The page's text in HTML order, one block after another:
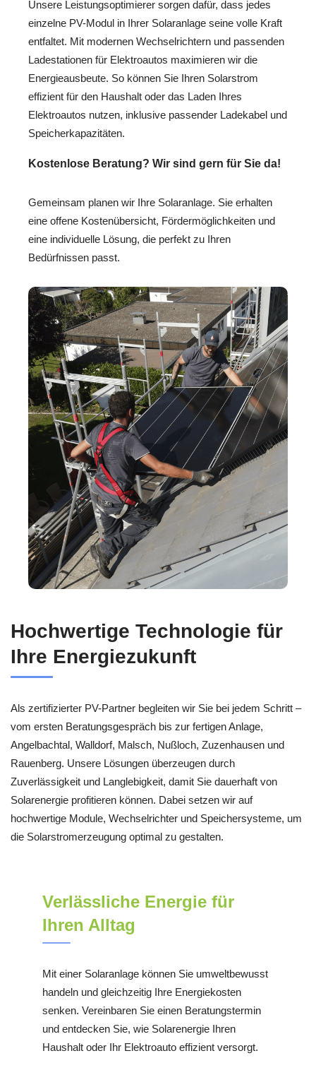
Unsere Leistungsoptimierer sorgen dafür, dass jedes
einzelne PV-Modul in Ihrer Solaranlage seine volle Kraft
entfaltet. Mit modernen Wechselrichtern und passenden
Ladestationen für Elektroautos maximieren wir die
Energieausbeute. So können Sie Ihren Solarstrom
effizient für den Haushalt oder das Laden Ihres
Elektroautos nutzen, inklusive passender Ladekabel und
Speicherkapazitäten.
Kostenlose Beratung? Wir sind gern für Sie da!
Gemeinsam planen wir Ihre Solaranlage. Sie erhalten
eine offene Kostenübersicht, Fördermöglichkeiten und
eine individuelle Lösung, die perfekt zu Ihren
Bedürfnissen passt.
Hochwertige Technologie für
Ihre Energiezukunft
Als zertifizierter PV-Partner begleiten wir Sie bei jedem Schritt –
vom ersten Beratungsgespräch bis zur fertigen Anlage,
Angelbachtal, Walldorf, Malsch, Nußloch, Zuzenhausen und
Rauenberg. Unsere Lösungen überzeugen durch
Zuverlässigkeit und Langlebigkeit, damit Sie dauerhaft von
Solarenergie profitieren können. Dabei setzen wir auf
hochwertige Module, Wechselrichter und Speichersysteme, um
die Solarstromerzeugung optimal zu gestalten.
Verlässliche Energie für
Ihren Alltag
Mit einer Solaranlage können Sie umweltbewusst
handeln und gleichzeitig Ihre Energiekosten
senken. Vereinbaren Sie einen Beratungstermin
und entdecken Sie, wie Solarenergie Ihren
Haushalt oder Ihr Elektroauto effizient versorgt.